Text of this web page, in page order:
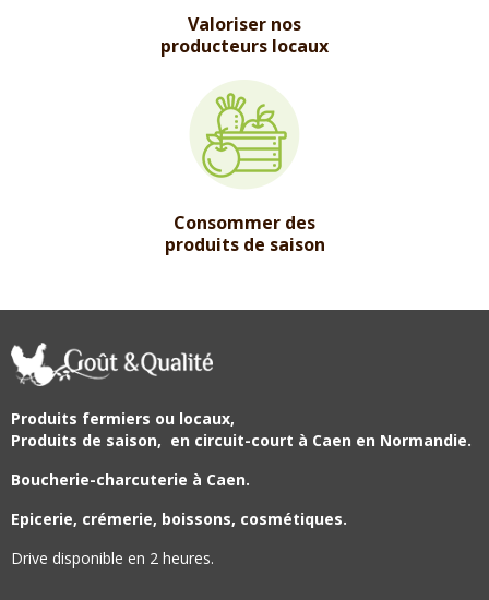
Valoriser nos
producteurs locaux
Consommer des
produits de saison
Produits fermiers ou locaux,
Produits de saison, en circuit-court à Caen en Normandie.
Boucherie-charcuterie à Caen.
Epicerie, crémerie, boissons, cosmétiques.
Drive disponible en 2 heures.